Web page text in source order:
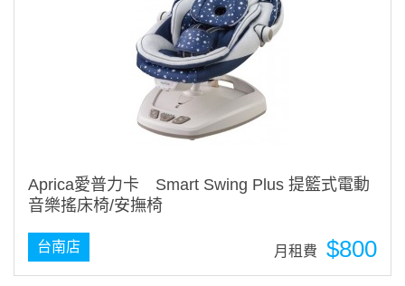
Aprica愛普力卡 Smart Swing Plus 提籃式電動
音樂搖床椅/安撫椅
$800
月租費
台南店